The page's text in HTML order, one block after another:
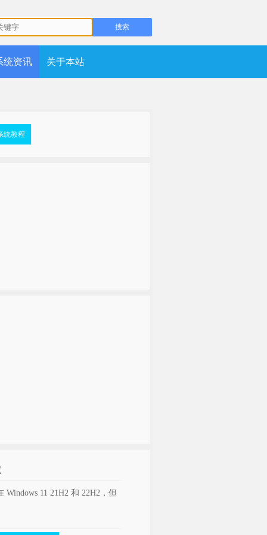
统资讯 关于本站
统教程
11 21H2 和 22H2，但